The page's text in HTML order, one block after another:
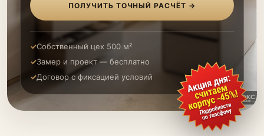
ПОЛУЧИТЬ ТОЧНЫЙ РАСЧЁТ →
Собственный цех 500 м²
Замер и проект — бесплатно
Договор с фиксацией условий